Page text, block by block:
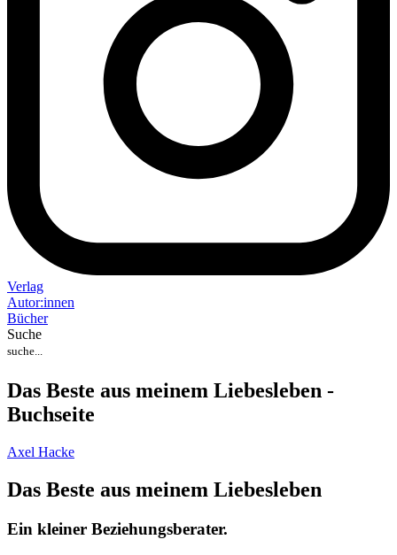
Verlag
Autor:innen
Bücher
Suche
Das Beste aus meinem Liebesleben -
Buchseite
Axel Hacke
Das Beste aus meinem Liebesleben
Ein kleiner Beziehungsberater.